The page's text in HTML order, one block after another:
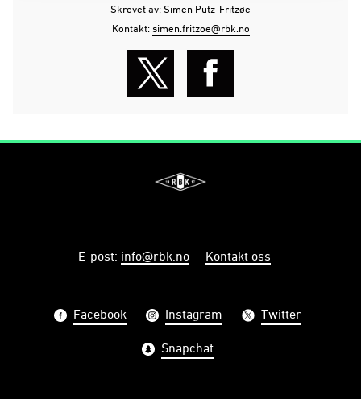
Skrevet av: Simen Pütz-Fritzøe
Kontakt:simen.fritzoe@rbk.no
E-post: info@rbk.no Kontakt oss
Facebook Instagram Twitter
Snapchat